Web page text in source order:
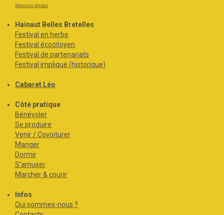
Mentions légales
Hainaut Belles Bretelles
Festival en herbe
Festival écocitoyen
Festival de partenariats
Festival impliqué (historique)
Cabaret Léo
Côté pratique
Bénévoler
Se produire
Venir / Covoiturer
Manger
Dormir
S'amuser
Marcher & courir
Infos
Qui sommes-nous ?